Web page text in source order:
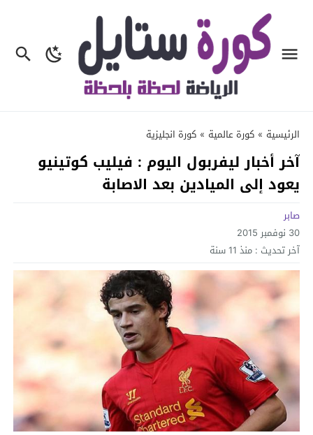
الرئيسية » كورة عالمية » كورة انجليزية
آخر أخبار ليفربول اليوم : فيليب كوتينيو
يعود إلى الميادين بعد الاصابة
صابر
30 نوفمبر 2015
آخر تحديث : منذ 11 سنة